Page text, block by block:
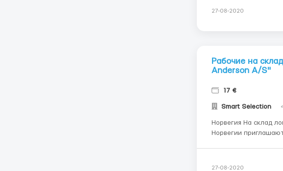
27-08-2020
Рабочие на
Anderson A/S"
17 €
Smart Selection
Норвегия На склад логистической компании "Alf Anderson A/S" в
Норвегии
27-08-2020